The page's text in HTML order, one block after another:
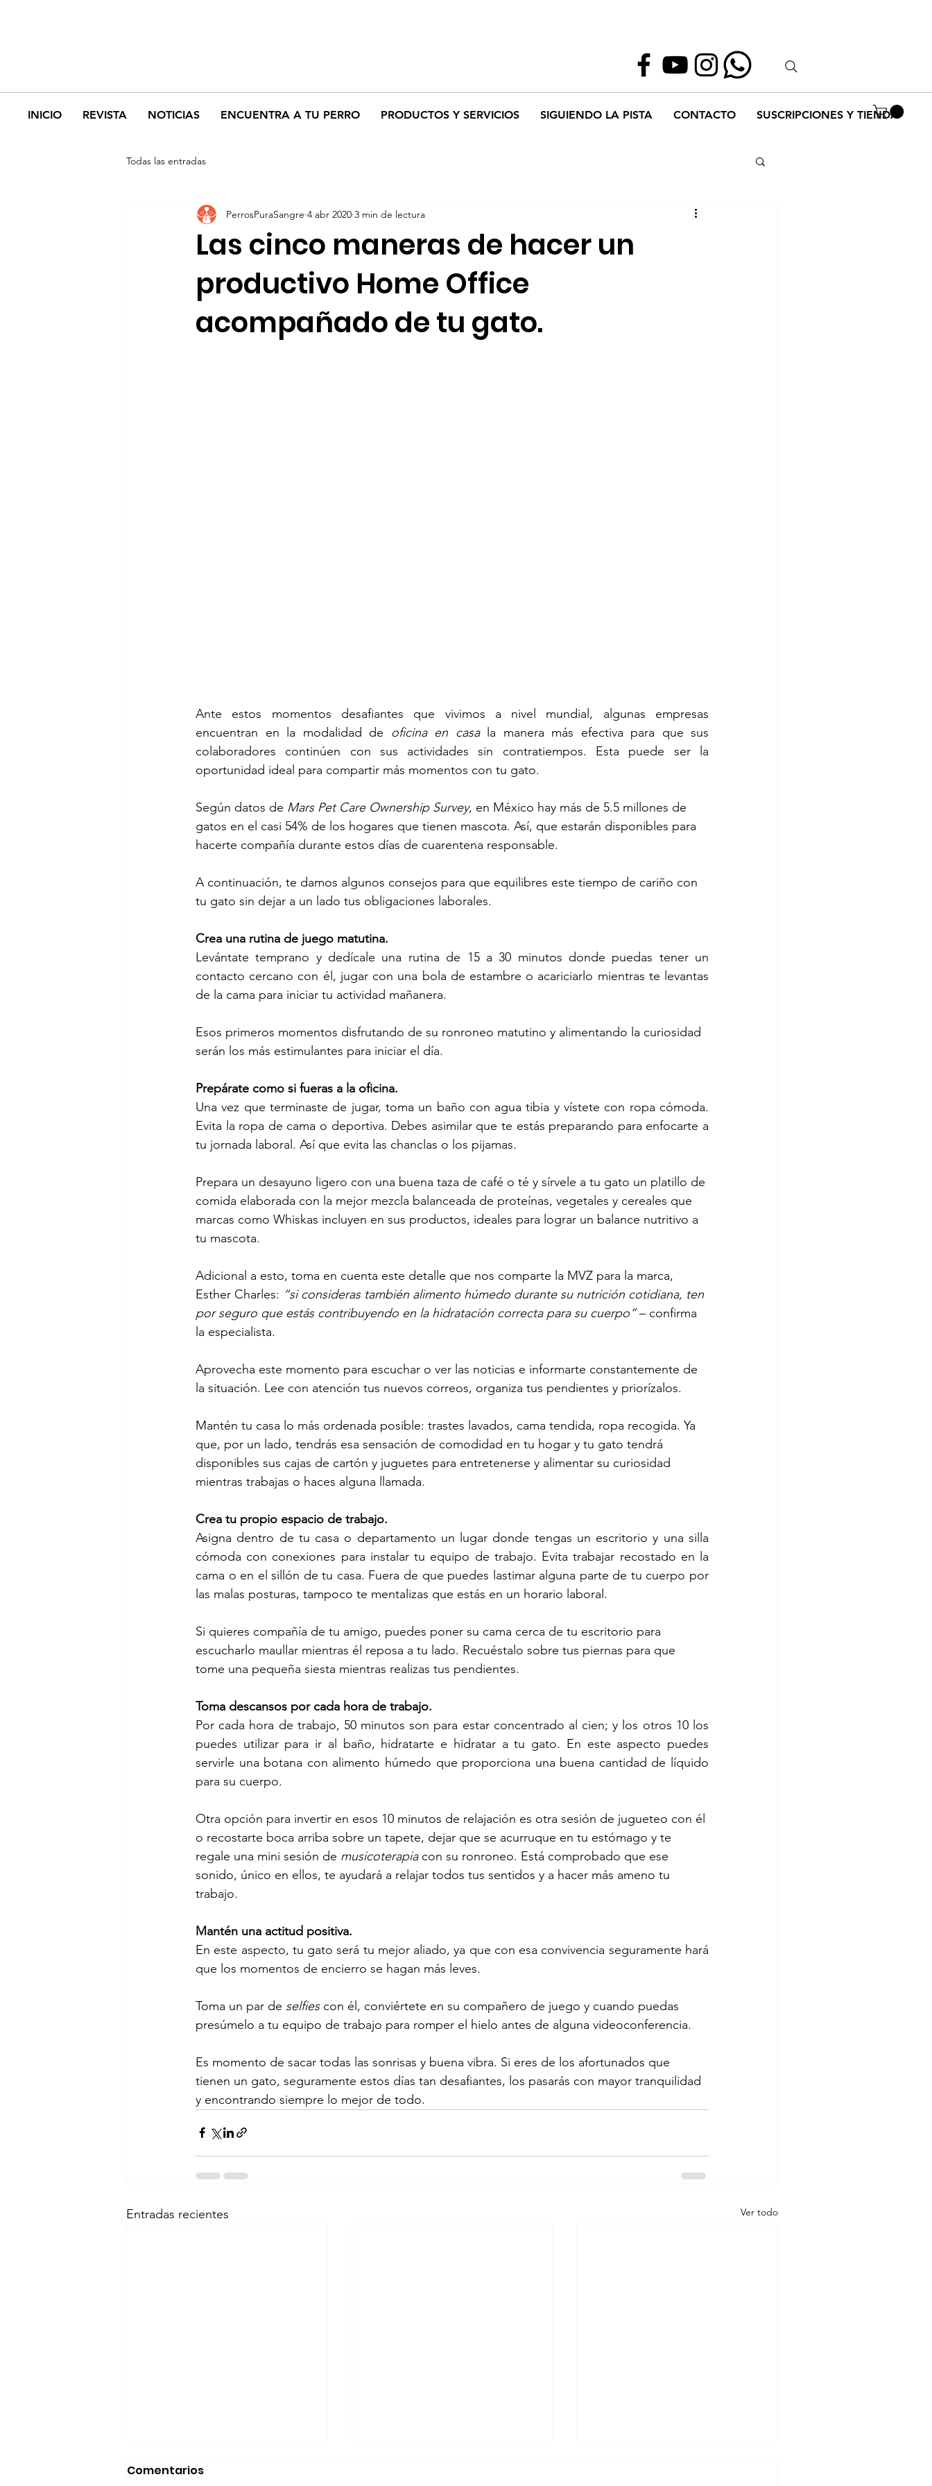
INICIO REVISTA NOTICIAS ENCUENTRA A TU PERRO PRODUCTOS Y SERVICIOS SIGUIENDO LA PISTA CONTACTO SUSCRIPCIONES Y TIENDA
Todas las entradas
Las cinco maneras de hacer un
productivo Home Office
acompañado de tu gato.
PerrosPuraSangre 4 abr 2020 3 min de lectura
Ante estos momentos desafiantes que vivimos a nivel mundial, algunas empresas
encuentran en la modalidad de
oficina en casa la manera más efectiva para que sus
colaboradores continúen con sus actividades sin contratiempos. Esta puede ser la
oportunidad ideal para compartir más momentos con tu gato.
Según datos de Mars Pet Care Ownership Survey, en México hay más de 5.5 millones de
gatos en el casi 54% de los hogares que tienen mascota. Así, que estarán disponibles para
hacerte compañía durante estos días de cuarentena responsable.
A continuación, te damos algunos consejos para que equilibres este tiempo de cariño con
tu gato sin dejar a un lado tus obligaciones laborales.
Crea una rutina de juego matutina.
Levántate temprano y dedícale una rutina de 15 a 30 minutos donde puedas tener un
contacto cercano con él, jugar con una bola de estambre o acariciarlo mientras te levantas
de la cama para iniciar tu actividad mañanera.
Esos primeros momentos disfrutando de su ronroneo matutino y alimentando la curiosidad
serán los más estimulantes para iniciar el día.
Prepárate como si fueras a la oficina.
Una vez que terminaste de jugar, toma un baño con agua tibia y vístete con ropa cómoda.
Evita la ropa de cama o deportiva. Debes asimilar que te estás preparando para enfocarte a
tu jornada laboral. Así que evita las chanclas o los pijamas.
Prepara un desayuno ligero con una buena taza de café o té y sírvele a tu gato un platillo de
comida elaborada con la mejor mezcla balanceada de proteínas, vegetales y cereales que
marcas como Whiskas incluyen en sus productos, ideales para lograr un balance nutritivo a
tu mascota.
Adicional a esto, toma en cuenta este detalle que nos comparte la MVZ para la marca,
Esther Charles: “si consideras también alimento húmedo durante su nutrición cotidiana, ten
por seguro que estás contribuyendo en la hidratación correcta para su cuerpo” – confirma
la especialista.
Aprovecha este momento para escuchar o ver las noticias e informarte constantemente de
la situación. Lee con atención tus nuevos correos, organiza tus pendientes y priorízalos.
Mantén tu casa lo más ordenada posible: trastes lavados, cama tendida, ropa recogida. Ya
que, por un lado, tendrás esa sensación de comodidad en tu hogar y tu gato tendrá
disponibles sus cajas de cartón y juguetes para entretenerse y alimentar su curiosidad
mientras trabajas o haces alguna llamada.
Crea tu propio espacio de trabajo.
Asigna dentro de tu casa o departamento un lugar donde tengas un escritorio y una silla
cómoda con conexiones para instalar tu equipo de trabajo. Evita trabajar recostado en la
cama o en el sillón de tu casa. Fuera de que puedes lastimar alguna parte de tu cuerpo por
las malas posturas, tampoco te mentalizas que estás en un horario laboral.
Si quieres compañía de tu amigo, puedes poner su cama cerca de tu escritorio para
escucharlo maullar mientras él reposa a tu lado. Recuéstalo sobre tus piernas para que
tome una pequeña siesta mientras realizas tus pendientes.
Toma descansos por cada hora de trabajo.
Por cada hora de trabajo, 50 minutos son para estar concentrado al cien; y los otros 10 los
puedes utilizar para ir al baño, hidratarte e hidratar a tu gato. En este aspecto puedes
servirle una botana con alimento húmedo que proporciona una buena cantidad de líquido
para su cuerpo.
Otra opción para invertir en esos 10 minutos de relajación es otra sesión de jugueteo con él
o recostarte boca arriba sobre un tapete, dejar que se acurruque en tu estómago y te
regale una mini sesión de musicoterapia con su ronroneo. Está comprobado que ese
sonido, único en ellos, te ayudará a relajar todos tus sentidos y a hacer más ameno tu
trabajo.
Mantén una actitud positiva.
En este aspecto, tu gato será tu mejor aliado, ya que con esa convivencia seguramente hará
que los momentos de encierro se hagan más leves.
Toma un par de selfies con él, conviértete en su compañero de juego y cuando puedas
presúmelo a tu equipo de trabajo para romper el hielo antes de alguna videoconferencia.
Es momento de sacar todas las sonrisas y buena vibra. Si eres de los afortunados que
tienen un gato, seguramente estos días tan desafiantes, los pasarás con mayor tranquilidad
y encontrando siempre lo mejor de todo.
Entradas recientes Ver todo
Comentarios